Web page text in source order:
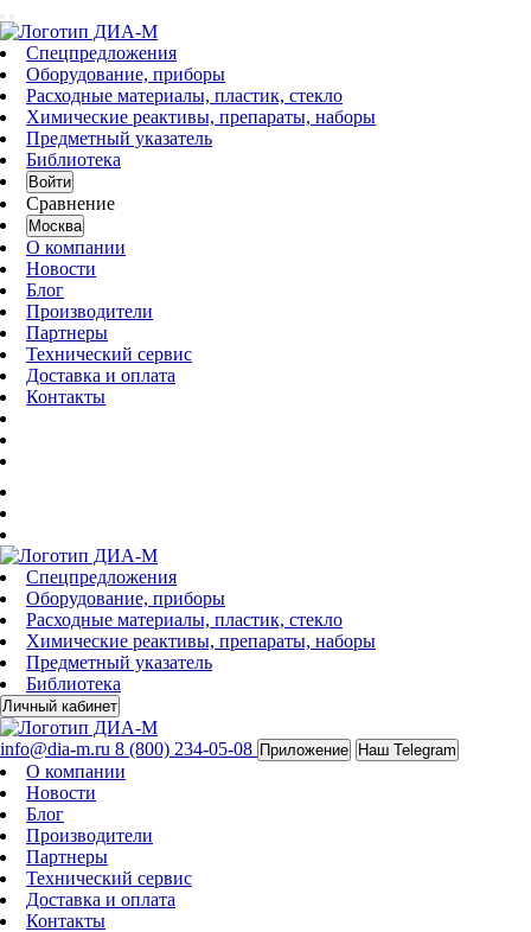
Спецпредложения
Оборудование, приборы
Расходные материалы, пластик, стекло
Химические реактивы, препараты, наборы
Предметный указатель
Библиотека
Войти
Сравнение
Москва
О компании
Новости
Блог
Производители
Партнеры
Технический сервис
Доставка и оплата
Контакты
Спецпредложения
Оборудование, приборы
Расходные материалы, пластик, стекло
Химические реактивы, препараты, наборы
Предметный указатель
Библиотека
Личный кабинет
info@dia-m.ru 8 (800) 234-05-08 Приложение Наш Telegram
О компании
Новости
Блог
Производители
Партнеры
Технический сервис
Доставка и оплата
Контакты